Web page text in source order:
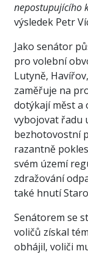
nepostupujícího
výsledek Petr
Jako senátor
pro volební
Lutyně,
zaměřuje na
dotýkají měst a
vybojovat řadu
bezhotovostní
razantně
svém území
zdražování
také hnutí
Senátorem se
voličů získal
obhájil, voliči